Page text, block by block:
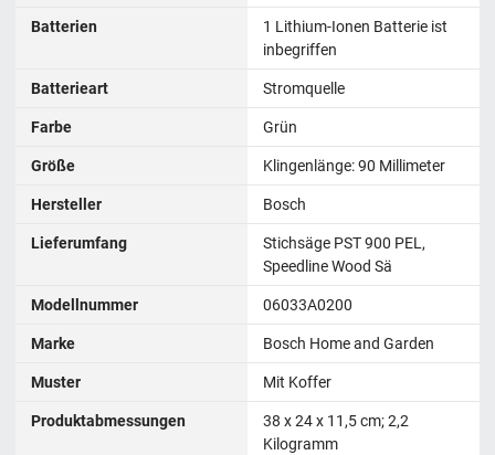
Batterien
1 Lithium-Ionen Batterie ist
inbegriffen
Batterieart Stromquelle
Farbe Grün
Größe Klingenlänge: 90 Millimeter
Hersteller Bosch
Lieferumfang
Stichsäge PST 900 PEL,
Speedline Wood Sä
Modellnummer 06033A0200
Marke Bosch Home and Garden
Muster Mit Koffer
Produktabmessungen
38 x 24 x 11,5 cm; 2,2
Kilogramm